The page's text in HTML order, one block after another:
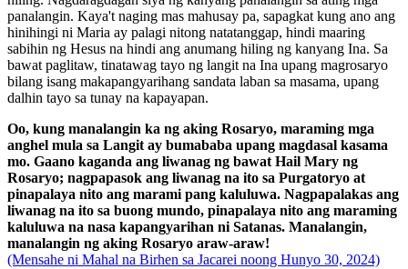
panalangin. Kaya't naging mas mahusay pa, sapagkat kung ano ang
hinihingi ni Maria ay palagi nitong natatanggap, hindi maaring
sabihin ng Hesus na hindi ang anumang hiling ng kanyang Ina. Sa
bawat paglitaw, tinatawag tayo ng langit na Ina upang magrosaryo
bilang isang makapangyarihang sandata laban sa masama, upang
dalhin tayo sa tunay na kapayapan.
Oo, kung manalangin ka ng aking Rosaryo, maraming mga
anghel mula sa Langit ay bumababa upang magdasal kasama
mo. Gaano kaganda ang liwanag ng bawat Hail Mary ng
Rosaryo; nagpapasok ang liwanag na ito sa Purgatoryo at
pinapalaya nito ang marami pang kaluluwa. Nagpapalakas ang
liwanag na ito sa buong mundo, pinapalaya nito ang maraming
kaluluwa na nasa kapangyarihan ni Satanas. Manalangin,
manalangin ng aking Rosaryo araw-araw!
(Mensahe ni Mahal na Birhen sa Jacarei noong Hunyo 30, 2024)